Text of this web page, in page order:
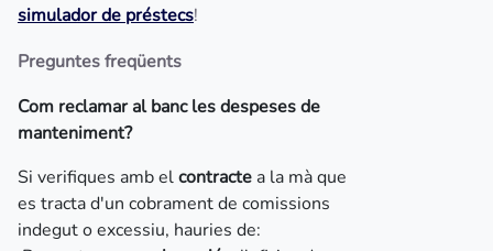
simulador de préstecs!
Preguntes freqüents
Com reclamar al banc les despeses de
manteniment?
Si verifiques amb elcontracte a la mà que
es tracta d'un cobrament de comissions
indegut o excessiu, hauries de: